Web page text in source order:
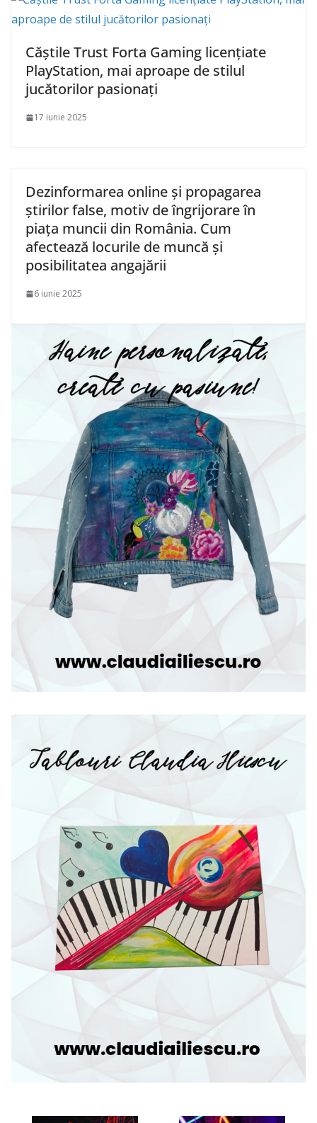
Căștile Trust Forta Gaming licențiate
PlayStation, mai aproape de stilul
jucătorilor pasionați
17 iunie 2025
Dezinformarea online și propagarea
știrilor false, motiv de îngrijorare în
piața muncii din România. Cum
afectează locurile de muncă și
posibilitatea angajării
6 iunie 2025